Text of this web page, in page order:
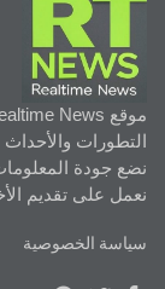
التطورات
نضع جودة
نعمل على تقديم
سياسة الخصوصية